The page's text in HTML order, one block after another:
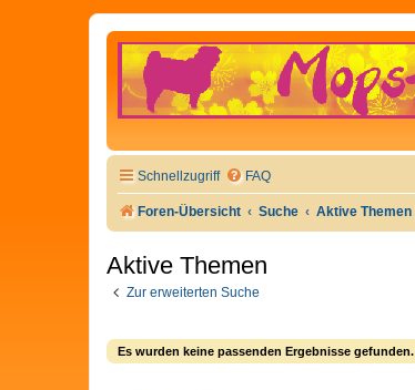
Schnellzugriff FAQ
Foren-Übersicht Suche Aktive Themen
Aktive Themen
Zur erweiterten Suche
Es wurden keine passenden Ergebnisse gefunden.